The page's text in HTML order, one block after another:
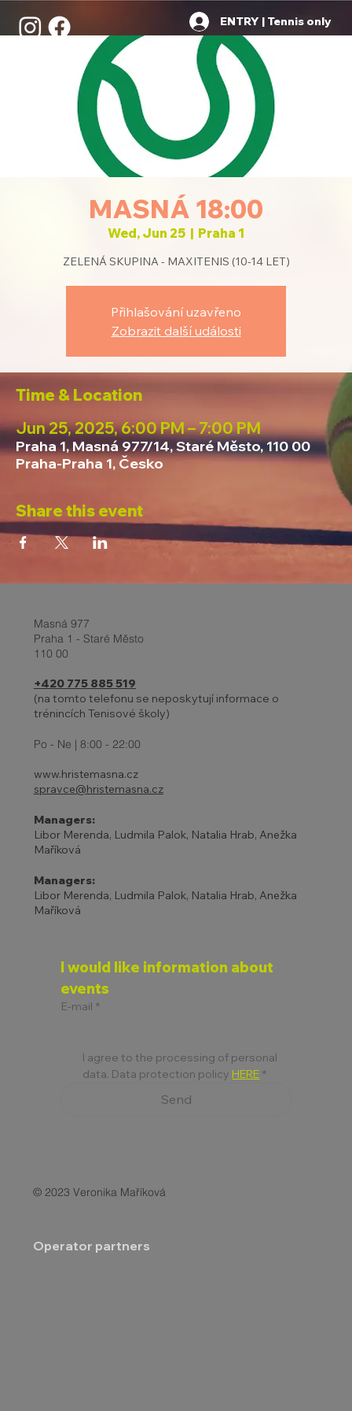
ENTRY | Tennis only
MASNÁ 18:00
Wed, Jun 25
  |
Praha 1
ZELENÁ SKUPINA - MAXITENIS (10-14 LET)
Přihlašování uzavřeno
Zobrazit další události
Time & Location
Jun 25, 2025, 6:00 PM – 7:00 PM
Praha 1, Masná 977/14, Staré Město, 110 00
Praha-Praha 1, Česko
Share this event
Masná 977
Praha 1 - Staré Město
110 00
+420 775 885 519
(na tomto telefonu se neposkytují informace o
trénincích Tenisové školy)
Po - Ne | 8:00 - 22:00
www.hristemasna.cz
spravce@hristemasna.cz
Managers:
Libor Merenda, Ludmila Palok, Natalia Hrab, Anežka
Maříková
Managers:
Libor Merenda, Ludmila Palok, Natalia Hrab, Anežka
Maříková
I would like information about
events
E-mail *
I agree to the processing of personal
data. Data protection policy HERE *
Send
© 2023 Veronika Maříková
Operator partners